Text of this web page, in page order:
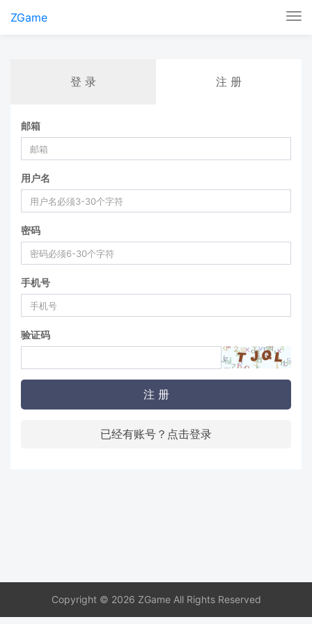
ZGame
登 录 注 册
邮箱
用户名
密码
手机号
验证码
注 册
已经有账号？点击登录
Copyright © 2026 ZGame All Rights Reserved